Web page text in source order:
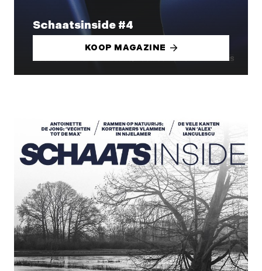
Schaatsinside #4
KOOP MAGAZINE